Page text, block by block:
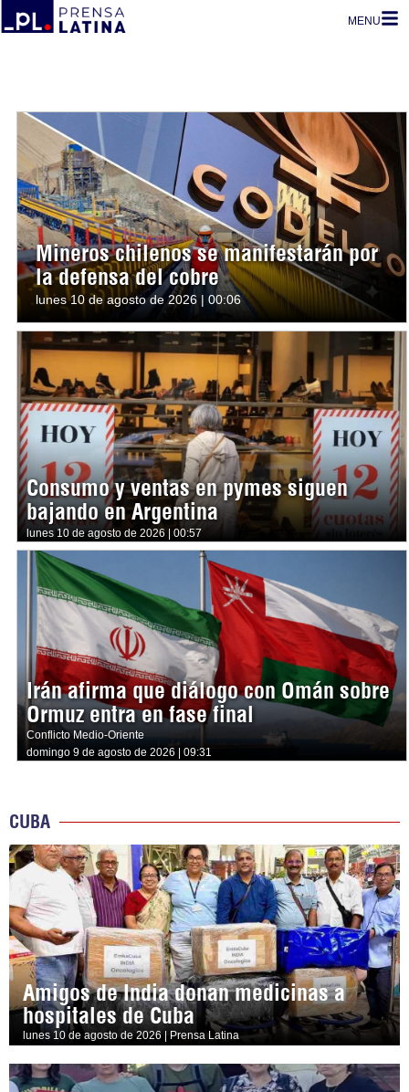
MENU
Mineros chilenos se manifestarán por
la defensa del cobre
lunes 10 de agosto de 2026 | 00:06
Consumo y ventas en pymes siguen
bajando en Argentina
lunes 10 de agosto de 2026 | 00:57
Irán afirma que diálogo con Omán sobre
Ormuz entra en fase final
Conflicto Medio-Oriente
domingo 9 de agosto de 2026 | 09:31
CUBA
Amigos de India donan medicinas a
hospitales de Cuba
lunes 10 de agosto de 2026 | Prensa Latina